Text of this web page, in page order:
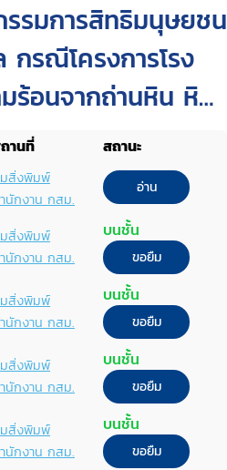
รมการสิทธิมนุษยชน
รณีโครงการโรง
ร้อนจากถ่านหิน หิน
รงการท่อส่งก๊าซ
มชาติ ไทย-มาเลเซีย
านที่
สถานะ
สิ่งพิมพ์
นักงาน กสม.
อ่าน
สิ่งพิมพ์
นักงาน กสม.
บนชั้น
ขอยืม
สิ่งพิมพ์
นักงาน กสม.
บนชั้น
ขอยืม
สิ่งพิมพ์
นักงาน กสม.
บนชั้น
ขอยืม
สิ่งพิมพ์
นักงาน กสม.
บนชั้น
ขอยืม